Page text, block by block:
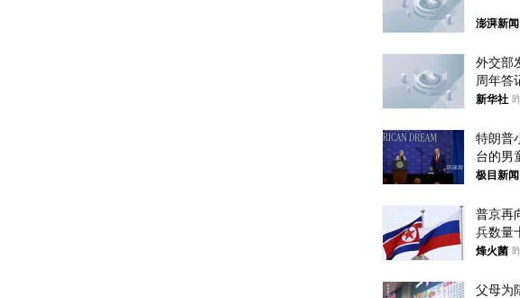
澎湃新闻
外交部
周年答
新华社
特朗普
台的男
登：“
极目新闻
普京再
兵数量
朝要动
烽火菌
父母为